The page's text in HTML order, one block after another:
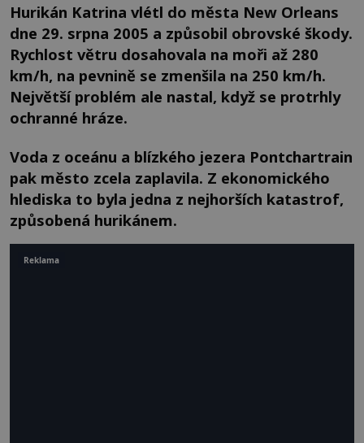
Hurikán Katrina vlétl do města New Orleans
dne 29. srpna 2005 a způsobil obrovské škody.
Rychlost větru dosahovala na moři až 280
km/h, na pevnině se zmenšila na 250 km/h.
Největší problém ale nastal, když se protrhly
ochranné hráze.
Voda z oceánu a blízkého jezera Pontchartrain
pak město zcela zaplavila. Z ekonomického
hlediska to byla jedna z nejhorších katastrof,
způsobená hurikánem.
Reklama